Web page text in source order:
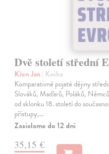
Dvě století střední
Křen Jan | Kniha
Komparativně pojaté dějiny
Slováků, Maďarů, Poláků,
od sklonku 18. století do
přístupy,…
Zasielame do 12 dní
35,15 €